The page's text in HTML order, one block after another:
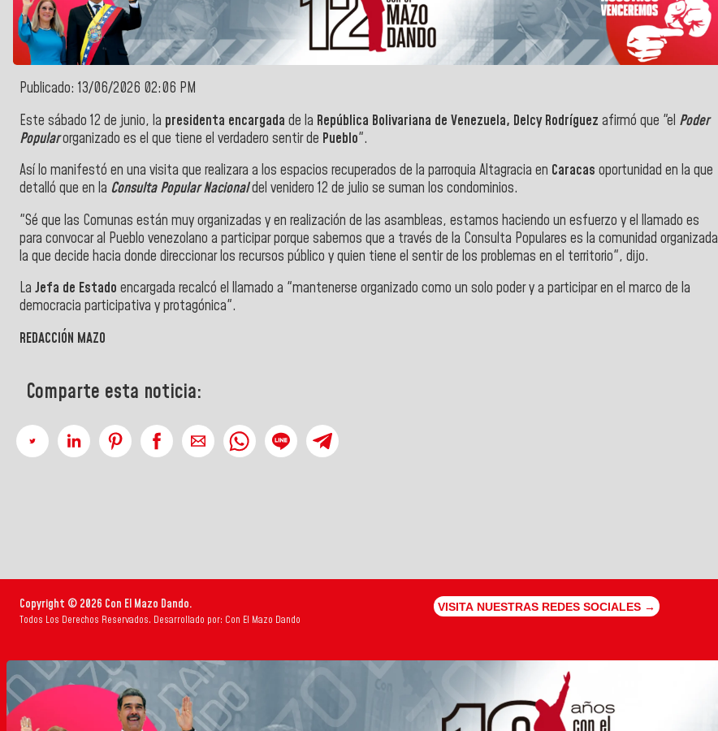
Publicado: 13/06/2026 02:06 PM
Este sábado 12 de junio, la presidenta encargada de la República Bolivariana de Venezuela, Delcy Rodríguez afirmó que "el Poder
Popularorganizado es el que tiene el verdadero sentir de Pueblo".
Así lo manifestó en una visita que realizara a los espacios recuperados de la parroquia Altagracia en Caracas oportunidad en la que
detalló que en la Consulta Popular Nacionaldel venidero 12 de julio se suman los condominios.
"Sé que las Comunas están muy organizadas y en realización de las asambleas, estamos haciendo un esfuerzo y el llamado es
para convocar al Pueblo venezolano a participar porque sabemos que a través de la Consulta Populares es la comunidad organizada
la que decide hacia donde direccionar los recursos público y quien tiene el sentir de los problemas en el territorio", dijo.
La Jefa de Estado encargada recalcó el llamado a "mantenerse organizado como un solo poder y a participar en el marco de la
democracia participativa y protagónica".
REDACCIÓN MAZO
Comparte esta noticia:
Copyright © 2026 Con El Mazo Dando.
Todos Los Derechos Reservados. Desarrollado por: Con El Mazo Dando
VISITA NUESTRAS REDES SOCIALES →